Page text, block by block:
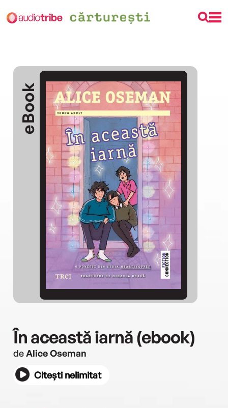
eBook
În această iarnă (ebook)
deAlice Oseman
Citești nelimitat